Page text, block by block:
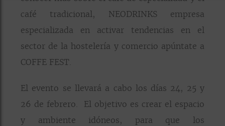
café tradicional, NEODRINKS empresa
especializada en activar tendencias en el
sector de la hostelería y comercio apúntate a
COFFE FEST.
El evento se llevará a cabo los días 24, 25 y
26 de febrero. El objetivo es crear el espacio
y ambiente idóneos, para que los